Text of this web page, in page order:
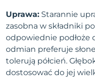
Uprawa: Starannie
zasobna w składniki
odpowiednie podłoże
odmian preferuje
tolerują półcień.
dostosować do jej